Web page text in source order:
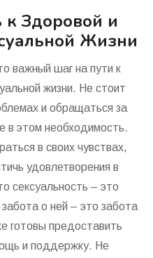
Здоровой и
Жизни
важный шаг на пути к
жизни. Не стоит
и обращаться за
в этом необходимость.
в своих чувствах,
удовлетворения в
сексуальность – это
о ней – это забота
готовы предоставить
и поддержку. Не